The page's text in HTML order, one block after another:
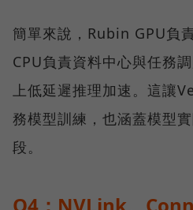
簡單來說，Rubin GPU負
CPU負責資料中心與任務
上低延遲推理加速。這讓
務模型訓練，也涵蓋模型
段。
Q4：NVLink、